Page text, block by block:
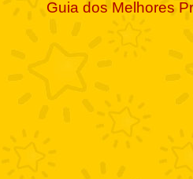
Guia dos Melhores